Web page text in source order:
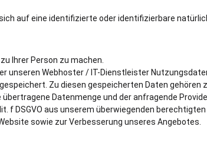
auf eine identifizierte oder identifizierbare
Ihrer Person zu machen.
unseren Webhoster / IT-Dienstleister
Zu diesen gespeicherten Daten gehören
Datenmenge und der anfragende
f DSGVO aus unserem überwiegenden
sowie zur Verbesserung unseres Angebotes.